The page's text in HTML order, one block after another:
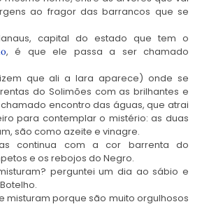
ao fragor das barrancos que se
capital do estado que tem o
, é que ele passa a ser chamado
que ali a Iara aparece) onde se
do Solimões com as brilhantes e
encontro das águas, que atrai
para contemplar o mistério: as duas
são como azeite e vinagre.
continua com a cor barrenta do
e os rebojos do Negro.
perguntei um dia ao sábio e
misturam porque são muito orgulhosos